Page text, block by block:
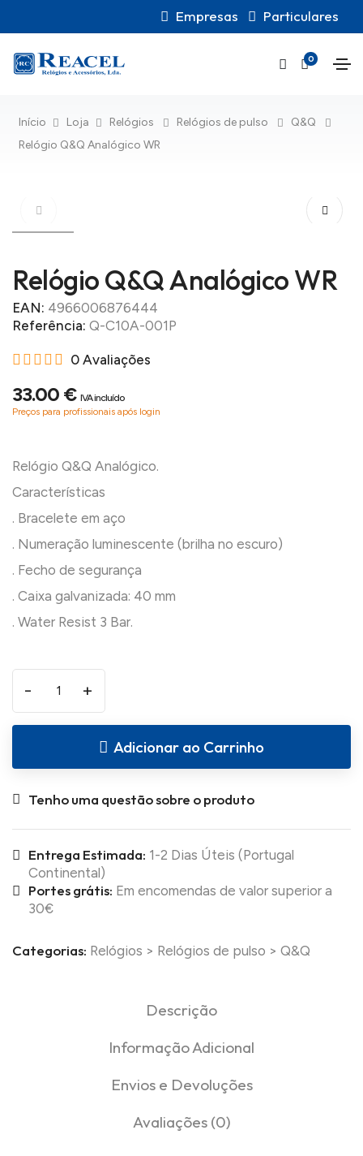
Empresas Particulares
0
Início Loja Relógios Relógios de pulso
Q&Q
Relógio Q&Q Analógico WR
Relógio Q&Q Analógico WR
EAN: 4966006876444
Referência: Q-C10A-001P
0 Avaliações
33.00 € IVA incluído
Preços para profissionais após login
Relógio Q&Q Analógico.
Características
. Bracelete em aço
. Numeração luminescente (brilha no escuro)
. Fecho de segurança
. Caixa galvanizada: 40 mm
- +
Adicionar ao Carrinho
Tenho uma questão sobre o produto
Entrega Estimada: 1-2 Dias Úteis (Portugal
Continental)
Portes grátis: Em encomendas de valor superior a
30€
Categorias: Relógios > Relógios de pulso > Q&Q
Descrição
Informação Adicional
Envios e Devoluções
Avaliações (0)